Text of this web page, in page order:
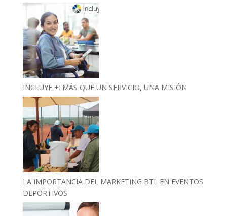
INCLUYE +: MÁS QUE UN SERVICIO, UNA MISIÓN
LA IMPORTANCIA DEL MARKETING BTL EN EVENTOS
DEPORTIVOS